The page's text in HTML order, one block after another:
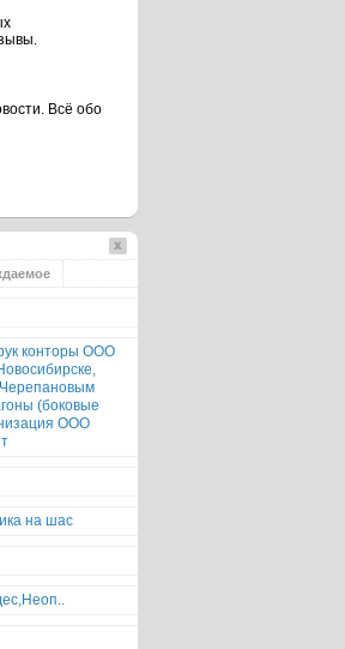
Всё обо
конторы ООО
Черепановым
(боковые
ООО
на шас